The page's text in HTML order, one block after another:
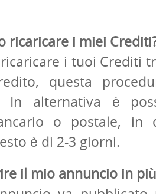
ricaricare i miei
i tuoi Crediti
questa
In alternativa è
o postale, in
è di 2-3 giorni.
il mio annuncio in